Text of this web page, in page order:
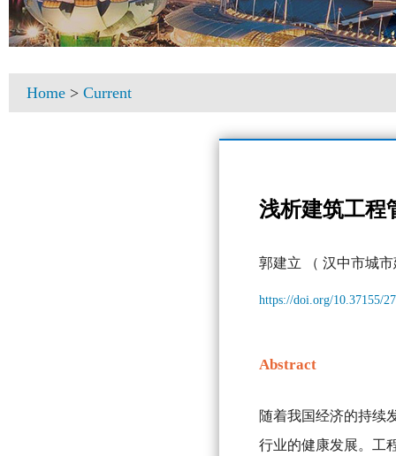
Home > Current
浅析建筑工程
郭建立 （ 汉中市城
https://doi.org/10.37155/
Abstract
随着我国经济的持续
行业的健康发展。工